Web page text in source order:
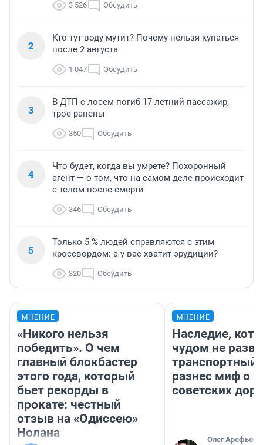
3 526 Обсудить
2
Кто тут воду мутит? Почему нельзя купаться
после 2 августа
1 047 Обсудить
3
В ДТП с лосем погиб 17-летний пассажир,
трое ранены
350 Обсудить
4
Что будет, когда вы умрете? Похоронный
агент — о том, что на самом деле происходит
с телом после смерти
346 Обсудить
5
Только 5 % людей справляются с этим
кроссвордом: а у вас хватит эрудиции?
320 Обсудить
МНЕНИЕ
«Никого нельзя
победить». О чем
главный блокбастер
этого года, который
бьет рекорды в
прокате: честный
отзыв на «Одиссею»
Нолана
МНЕНИЕ
Наследие,
чудом не
транспортный
разнес миф о
советских
Олег Арефьев